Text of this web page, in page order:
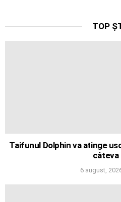
TOP
Taifunul Dolphin va atinge
câteva
6 august,